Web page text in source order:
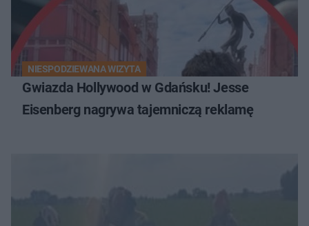
NIESPODZIEWANA WIZYTA
Gwiazda Hollywood w Gdańsku! Jesse
Eisenberg nagrywa tajemniczą reklamę